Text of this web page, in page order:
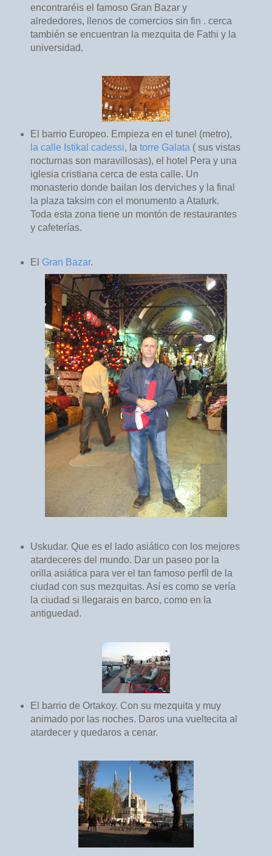
encontraréis el famoso Gran Bazar y
alrededores, llenos de comercios sin fin . cerca
también se encuentran la mezquita de Fathi y la
universidad.
El barrio Europeo. Empieza en el tunel (metro),
la calle Istikal cadessi, la torre Galata ( sus vistas
nocturnas son maravillosas), el hotel Pera y una
iglesia cristiana cerca de esta calle. Un
monasterio donde bailan los derviches y la final
la plaza taksim con el monumento a Ataturk.
Toda esta zona tiene un montón de restaurantes
y cafeterías.
El Gran Bazar.
Uskudar. Que es el lado asiático con los mejores
atardeceres del mundo. Dar un paseo por la
orilla asiática para ver el tan famoso perfíl de la
ciudad con sus mezquitas. Así es como se vería
la ciudad si llegarais en barco, como en la
antiguedad.
El barrio de Ortakoy. Con su mezquita y muy
animado por las noches. Daros una vueltecita al
atardecer y quedaros a cenar.